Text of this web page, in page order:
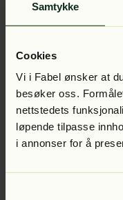
Samtykke
Cookies
Vi i Fabel ønsker at
besøker oss.
nettstedets
løpende tilpasse
i annonser for å